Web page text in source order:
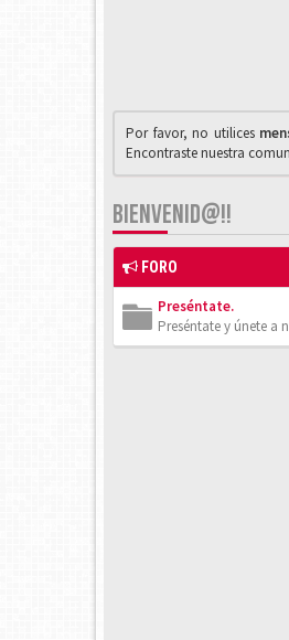
Por favor, no utilices
Encontraste nuestra
BIENVENID@!!
FORO
Preséntate.
Preséntate y únete a